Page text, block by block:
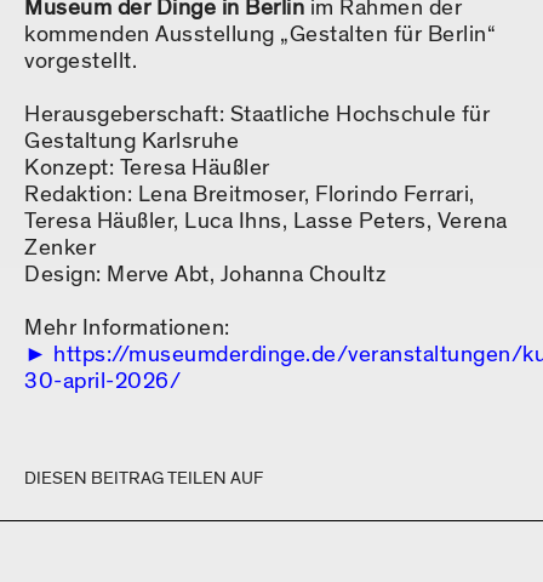
Museum der Dinge in Berlin im Rahmen der
kommenden Ausstellung „Gestalten für Berlin“
vorgestellt.
Herausgeberschaft: Staatliche Hochschule für
Gestaltung Karlsruhe
Konzept: Teresa Häußler
Redaktion: Lena Breitmoser, Florindo Ferrari,
Teresa Häußler, Luca Ihns, Lasse Peters, Verena
Zenker
Design: Merve Abt, Johanna Choultz
Mehr Informationen:
https://museumderdinge.de/veranstaltungen/
30-april-2026/
DIESEN BEITRAG TEILEN AUF